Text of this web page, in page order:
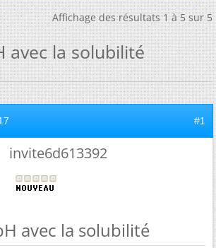
Affichage des résultats 1 à 5 sur 5
avec la solubilité
#1
invite6d613392
avec la solubilité